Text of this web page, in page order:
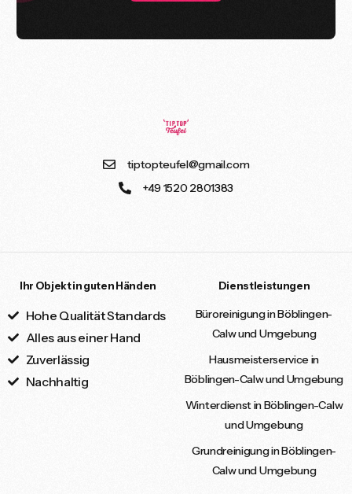
tiptopteufel@gmail.com
+49 1520 2801383
Ihr Objekt in guten Händen
Hohe Qualität Standards
Alles aus einer Hand
Zuverlässig
Nachhaltig
Dienstleistungen
Büroreinigung in Böblingen-
Calw und Umgebung
Hausmeisterservice in
Böblingen-Calw und Umgebung
Winterdienst in Böblingen-Calw
und Umgebung
Grundreinigung in Böblingen-
Calw und Umgebung